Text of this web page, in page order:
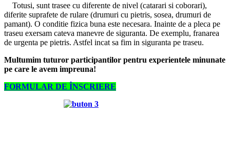
Totusi, sunt trasee cu diferente de nivel (catarari si coborari),
diferite suprafete de rulare (drumuri cu pietris, sosea, drumuri de
pamant). O conditie fizica buna este necesara. Inainte de a pleca pe
traseu exersam cateva manevre de siguranta. De exemplu, franarea
de urgenta pe pietris. Astfel incat sa fim in siguranta pe traseu.
Multumim tuturor participantilor pentru experientele minunate
pe care le avem impreuna!
FORMULAR DE ÎNSCRIERE